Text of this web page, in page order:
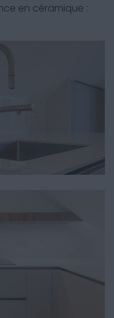
en céramique :